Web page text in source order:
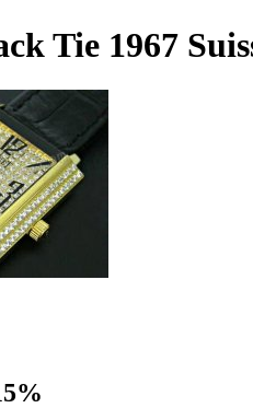
Tie 1967